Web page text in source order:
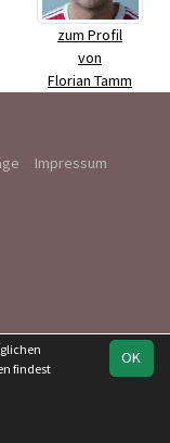
zum Profil
von
Florian Tamm
Impressum
OK
findest